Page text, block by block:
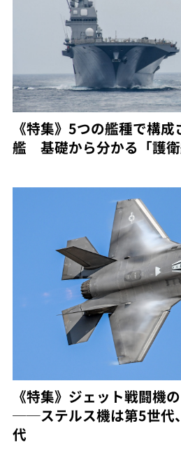
《特集》5つの艦種で構
艦 基礎から分かる「護
《特集》ジェット戦闘機
──ステルス機は第5世代
代